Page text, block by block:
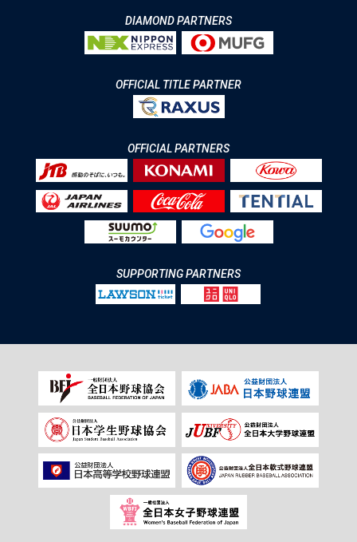
DIAMOND PARTNERS
OFFICIAL TITLE PARTNER
OFFICIAL PARTNERS
SUPPORTING PARTNERS